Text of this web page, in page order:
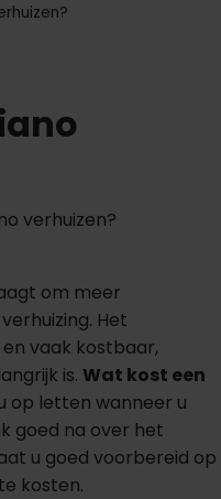
om meer
Het
vaak kostbaar,
is. Wat kost een
op letten wanneer u
goed na over het
u goed voorbereid op
kosten.